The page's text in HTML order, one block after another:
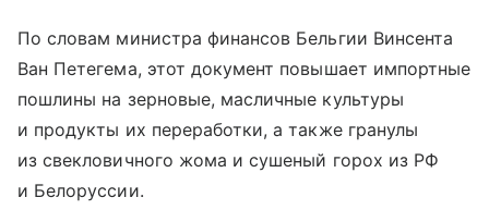
По словам министра финансов Бельгии Винсента
Ван Петегема, этот документ повышает импортные
пошлины на зерновые, масличные культуры
и продукты их переработки, а также гранулы
из свекловичного жома и сушеный горох из РФ
и Белоруссии.